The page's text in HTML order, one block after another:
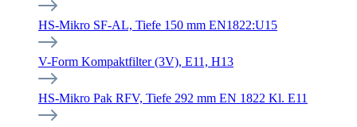
HS-Mikro SF-AL, Tiefe 150 mm EN1822:U15
V-Form Kompaktfilter (3V), E11, H13
HS-Mikro Pak RFV, Tiefe 292 mm EN 1822 Kl. E11